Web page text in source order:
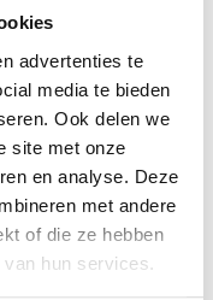
advertenties te
media te bieden
Ook delen we
site met onze
en analyse. Deze
met andere
of die ze hebben
hun services.